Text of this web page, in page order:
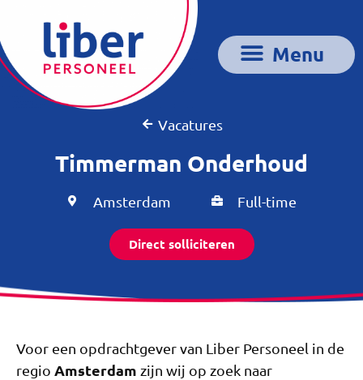
Vacatures
Timmerman Onderhoud
Amsterdam Full-time
Direct solliciteren
Voor een opdrachtgever van Liber Personeel in de
regio Amsterdam zijn wij op zoek naar